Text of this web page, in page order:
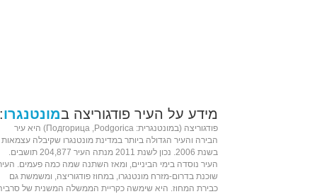
מידע על העיר פודגוריצה במונטנגרו:
פודגוריצה (במונטנגרית: Подгорица ,Podgorica) היא
עיר
הבירה והעיר הגדולה ביותר במדינת מונטנגרו שקיבלה עצמאות
בשנת 2006. נכון לשנת 2011
מנתה העיר 204,877 תושבים.
העיר נוסדה בימי הביניים, ומאז השתנה שמה כמה פעמים.
שוכנת בדרום-מזרח מונטנגרו, במחוז פודגוריצה, ומשמשת גם
כבירת המחוז. היא שימשה כקריית הממשלה המשנית של